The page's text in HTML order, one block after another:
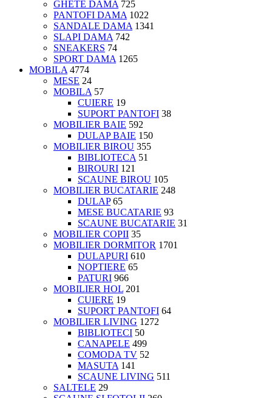
GHETE DAMA 725
PANTOFI DAMA 1022
SANDALE DAMA 1341
SLAPI DAMA 742
SNEAKERS 74
SPORT DAMA 1265
MOBILA 4774
MESE 24
MOBILA 57
CUIERE 19
SUPORT PANTOFI 38
MOBILIER BAIE 592
DULAP BAIE 150
MOBILIER BIROU 355
BIBLIOTECA 51
BIROURI 121
SCAUNE BIROU 105
MOBILIER BUCATARIE 248
DULAP 65
MESE BUCATARIE 93
SCAUNE BUCATARIE 31
MOBILIER COPII 35
MOBILIER DORMITOR 1701
DULAPURI 610
NOPTIERE 65
PATURI 966
MOBILIER HOL 201
CUIERE 19
SUPORT PANTOFI 64
MOBILIER LIVING 1272
BIBLIOTECI 50
CANAPELE 499
COMODA TV 52
MASUTA 141
SCAUNE LIVING 511
SALTELE 29